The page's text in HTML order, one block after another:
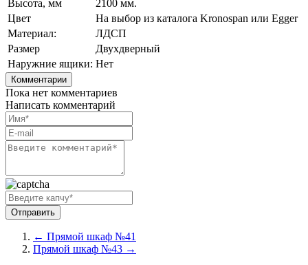
Высота, мм
2100 мм.
Цвет
На выбор из каталога Kronospan или Egger
Материал:
ЛДСП
Размер
Двухдверный
Наружние ящики: Нет
Комментарии
Пока нет комментариев
Написать комментарий
← Прямой шкаф №41
Прямой шкаф №43 →